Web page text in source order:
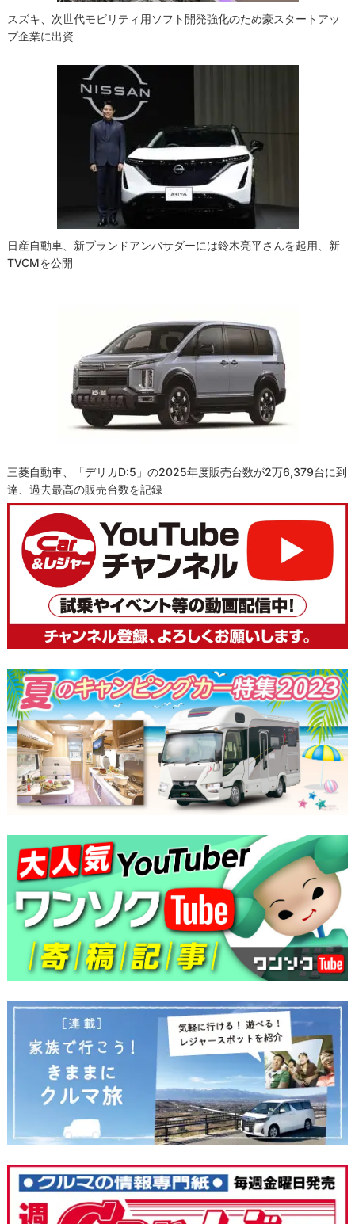
スズキ、次世代モビリティ用ソフト開発強化のため豪スタートアッ
プ企業に出資
日産自動車、新ブランドアンバサダーには鈴木亮平さんを起用、新
TVCMを公開
三菱自動車、「デリカD:5」の2025年度販売台数が2万6,379台に到
達、過去最高の販売台数を記録